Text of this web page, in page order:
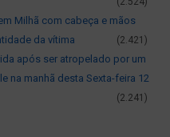
Milhã com cabeça e mãos
da vítima
(2.421)
após ser atropelado por um
na manhã desta Sexta-feira 12
(2.241)